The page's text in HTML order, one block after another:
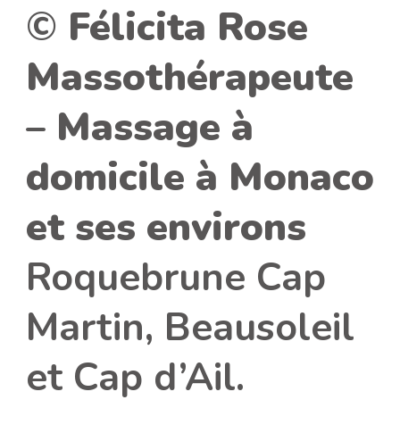
© Félicita Rose
Massothérapeute
– Massage à
domicile à Monaco
et ses environs
Roquebrune Cap
Martin, Beausoleil
et Cap d’Ail.